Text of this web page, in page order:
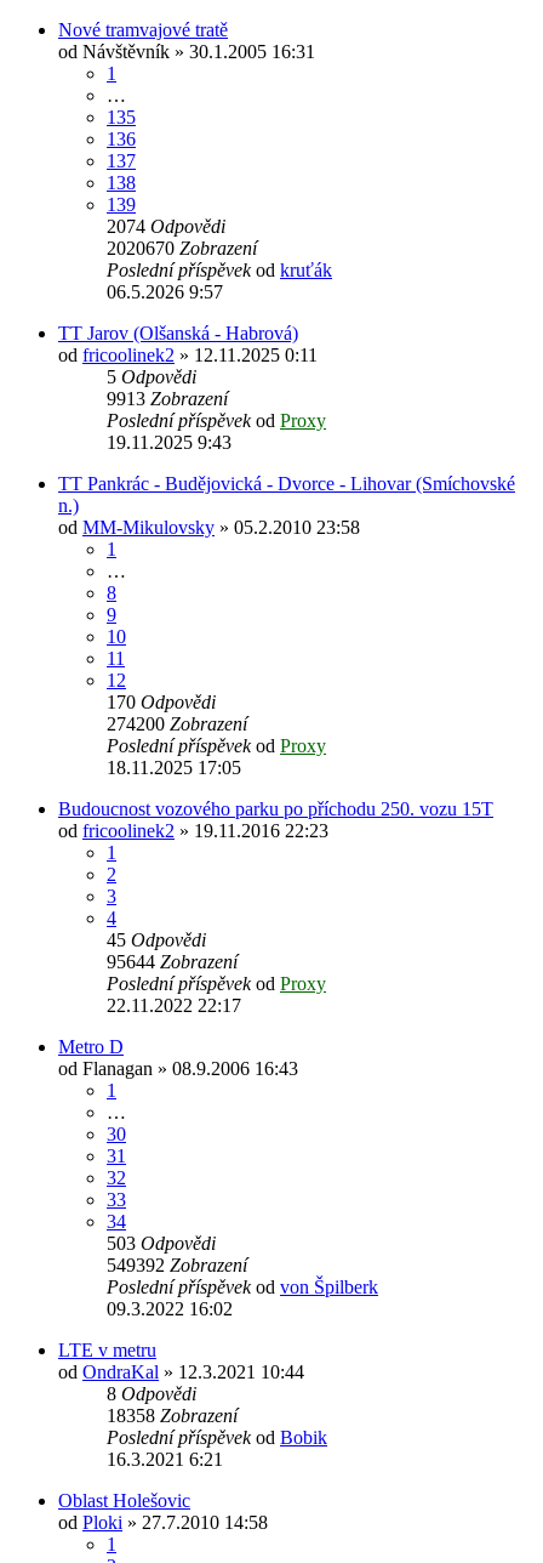
Nové tramvajové tratě
od Návštěvník » 30.1.2005 16:31
1
…
135
136
137
138
139
2074 Odpovědi
2020670 Zobrazení
Poslední příspěvekod kruťák
06.5.2026 9:57
TT Jarov (Olšanská - Habrová)
od fricoolinek2 » 12.11.2025 0:11
5 Odpovědi
9913 Zobrazení
Poslední příspěvekod Proxy
19.11.2025 9:43
TT Pankrác - Budějovická - Dvorce - Lihovar (Smíchovské
n.)
od MM-Mikulovsky » 05.2.2010 23:58
1
…
8
9
10
11
12
170 Odpovědi
274200 Zobrazení
Poslední příspěvekod Proxy
18.11.2025 17:05
Budoucnost vozového parku po příchodu 250. vozu 15T
od fricoolinek2 » 19.11.2016 22:23
1
2
3
4
45 Odpovědi
95644 Zobrazení
Poslední příspěvekod Proxy
22.11.2022 22:17
Metro D
od Flanagan » 08.9.2006 16:43
1
…
30
31
32
33
34
503 Odpovědi
549392 Zobrazení
Poslední příspěvekod von Špilberk
09.3.2022 16:02
LTE v metru
od OndraKal » 12.3.2021 10:44
8 Odpovědi
18358 Zobrazení
Poslední příspěvekod Bobik
16.3.2021 6:21
Oblast Holešovic
od Ploki » 27.7.2010 14:58
1